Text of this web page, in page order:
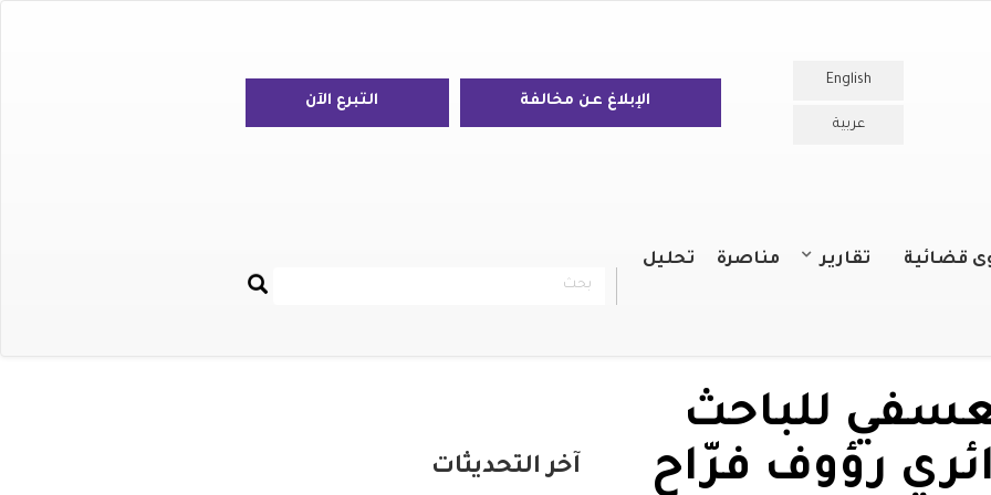
English
عربية
الإبلاغ عن مخالفة التبرع الآن
قضائية تقارير مناصرة تحليل
Rechercher
بحث
للباحث
رؤوف فرّاح
آخر التحديثات